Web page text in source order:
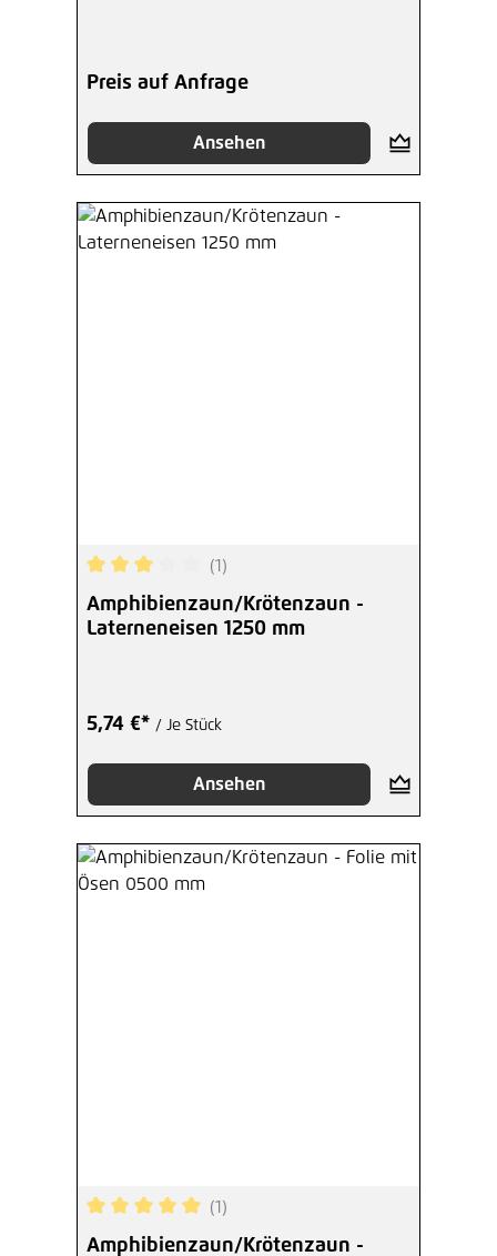
Preis auf Anfrage
Ansehen
Durchschnittliche Bewertung von 3 von 5
(1)
Amphibienzaun/Krötenzaun -
Laterneneisen 1250 mm
5,74 €* / Je Stück
Ansehen
Durchschnittliche Bewertung von 5 von 5
(1)
Amphibienzaun/Krötenzaun -